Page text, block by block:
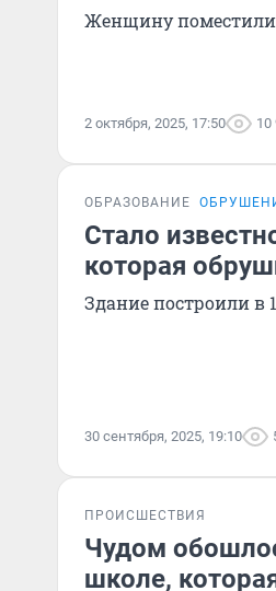
Женщину
2 октября, 2025, 17:50 10
ОБРАЗОВАНИЕ
Стало
которая
Здание построили в
30 сентября, 2025, 19:10
ПРОИСШЕСТВИЯ
Чудом
школе,